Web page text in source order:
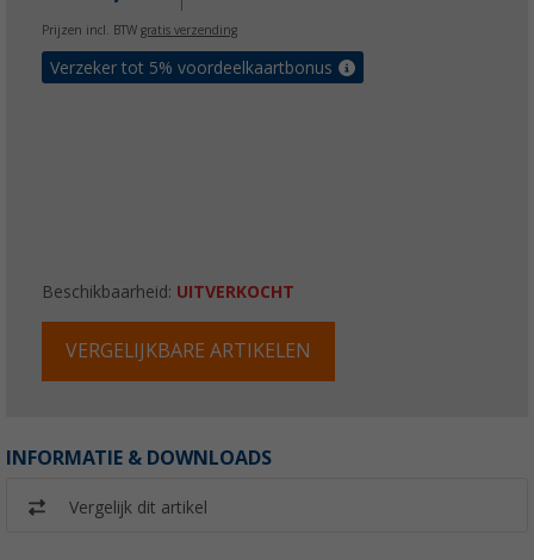
Prijzen incl. BTW gratis verzending
Verzeker tot 5% voordeelkaartbonus
Beschikbaarheid: UITVERKOCHT
VERGELIJKBARE ARTIKELEN
INFORMATIE & DOWNLOADS
Vergelijk dit artikel